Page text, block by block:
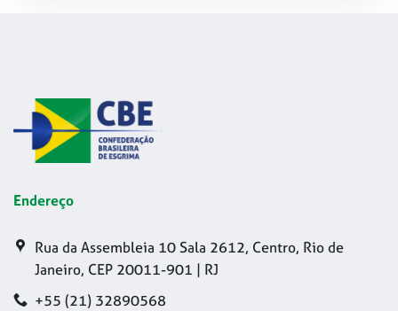
Endereço
Rua da Assembleia 10 Sala 2612, Centro, Rio de
Janeiro, CEP 20011-901 | RJ
+55 (21) 32890568